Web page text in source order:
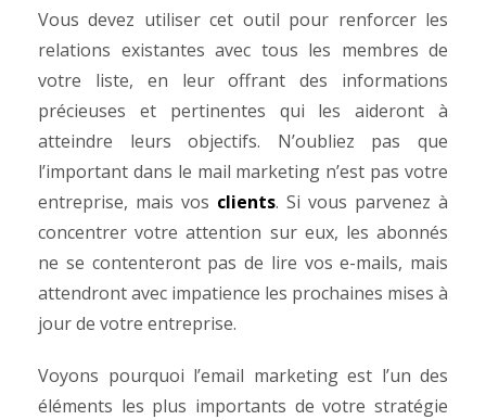
Vous devez utiliser cet outil pour renforcer les
relations existantes avec tous les membres de
votre liste, en leur offrant des informations
précieuses et pertinentes qui les aideront à
atteindre leurs objectifs. N’oubliez pas que
l’important dans le mail marketing n’est pas votre
entreprise, mais vos clients. Si vous parvenez à
concentrer votre attention sur eux, les abonnés
ne se contenteront pas de lire vos e-mails, mais
attendront avec impatience les prochaines mises à
jour de votre entreprise.
Voyons pourquoi l’email marketing est l’un des
éléments les plus importants de votre stratégie